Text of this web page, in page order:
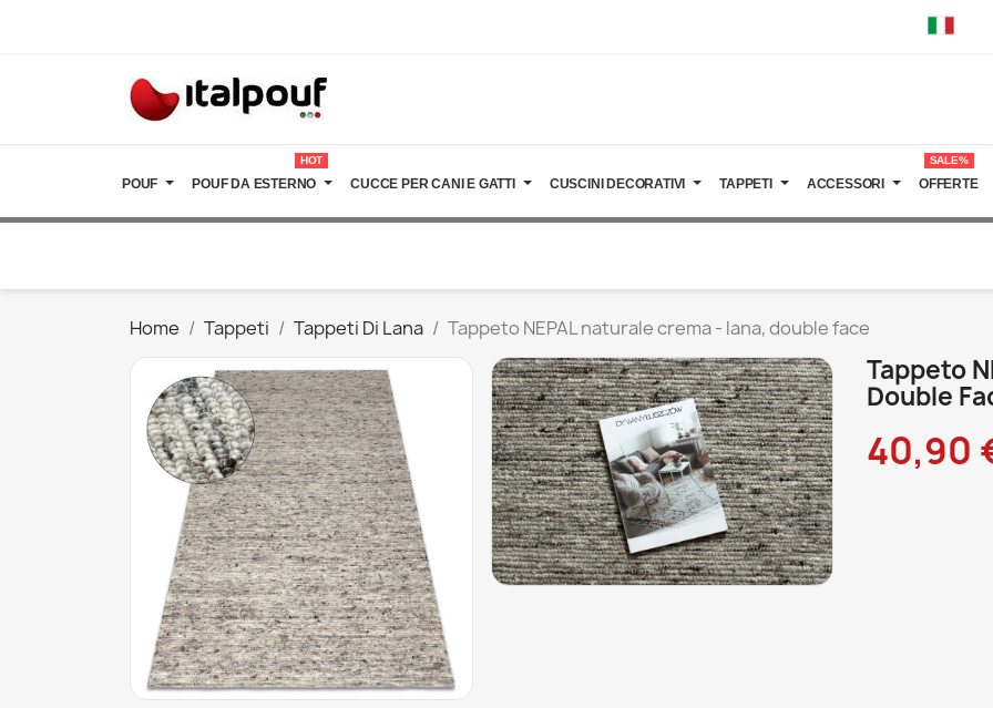
POUF POUF DA ESTERNO
HOT
CUCCE PER CANI E GATTI CUSCINI DECORATIVI TAPPETI ACCESSORI OFFERTE
SALE%
Home Tappeti Tappeti Di Lana Tappeto NEPAL naturale crema - lana, double face
Tappeto
Double
40,90